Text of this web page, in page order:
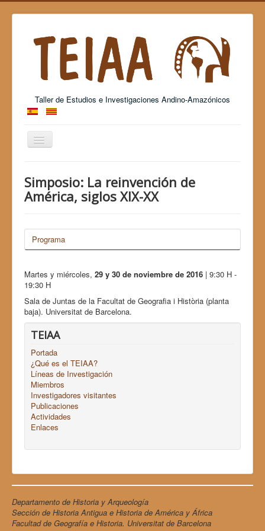
Taller de Estudios e Investigaciones Andino-Amazónicos
Cambiar
Simposio: La reinvención de
América, siglos XIX-XX
Programa
Martes y miércoles, 29 y 30 de noviembre de 2016 | 9:30 H -
19:30 H
Sala de Juntas de la Facultat de Geografia i Història (planta
baja). Universitat de Barcelona.
TEIAA
Portada
¿Qué es el TEIAA?
Líneas de Investigación
Miembros
Investigadores visitantes
Publicaciones
Actividades
Enlaces
Departamento de Historia y Arqueología
Sección de Historia Antigua e Historia de América y África
Facultad de Geografía e Historia. Universitat de Barcelona